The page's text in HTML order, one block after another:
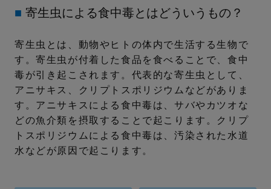
■ 寄生虫による食中毒とはどういうもの？
寄生虫とは、動物やヒトの体内で生活する生物で
す。寄生虫が付着した食品を食べることで、食中
毒が引き起こされます。代表的な寄生虫として、
アニサキス、クリプトスポリジウムなどがありま
す。アニサキスによる食中毒は、サバやカツオな
どの魚介類を摂取することで起こります。クリプ
トスポリジウムによる食中毒は、汚染された水道
水などが原因で起こります。